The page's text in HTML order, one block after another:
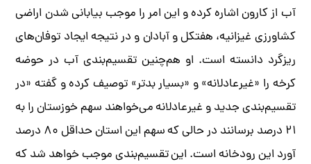
آب از کارون اشاره کرده و این امر را موجب بیابانی شدن اراضی
کشاورزی غیزانیه، هفتکل و آبادان و در نتیجه ایجاد توفان‌های
ریزگرد دانسته است. او هم‌چنین تقسیم‌بندی آب در حوضه
کرخه را «غیرعادلانه» و «بسیار بدتر» توصیف کرده و گفته «در
تقسیم‌بندی جدید و غیرعادلانه می‌خواهند سهم خوزستان را به
۲۱ درصد برسانند در حالی که سهم این استان حداقل ۸۰ درصد
آورد این رودخانه است. این تقسیم‌بندی موجب خواهد شد که